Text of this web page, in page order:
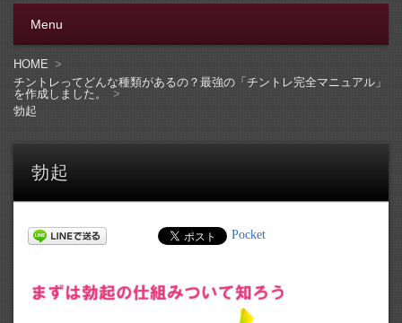
Menu
コンテンツへ移動
HOME
チントレってどんな種類があるの？最強の「チントレ完全マニュアル」
を作成しました。
勃起
勃起
Pocket